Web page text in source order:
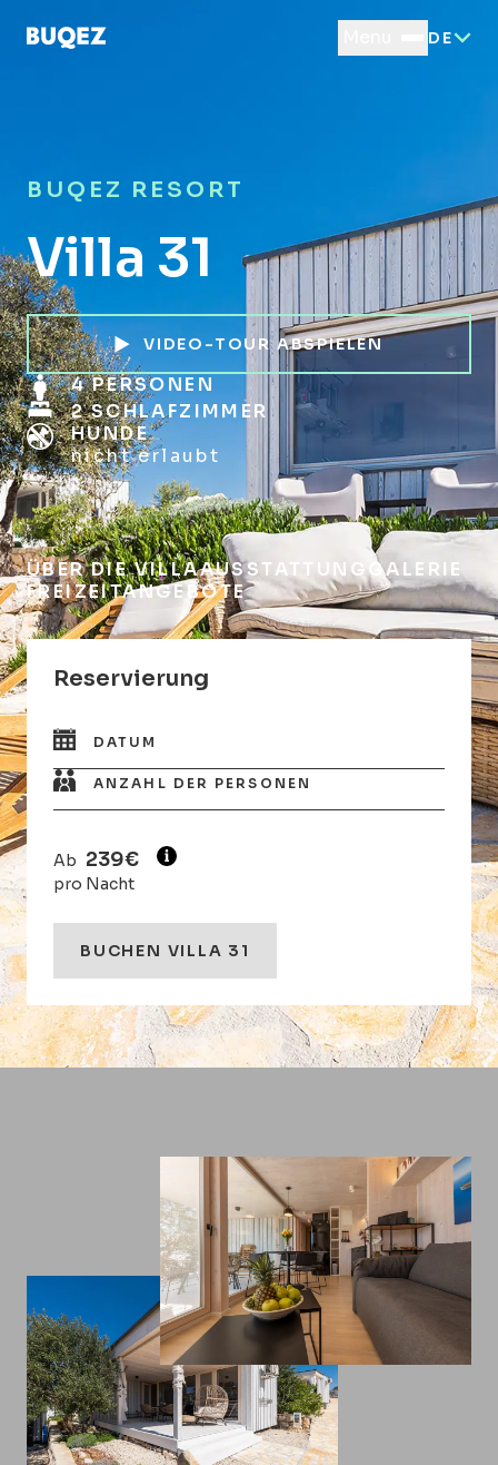
DE
BUQEZ RESORT
Villa 31
VIDEO-TOUR ABSPIELEN
4 PERSONEN
2 SCHLAFZIMMER
HUNDE
nicht erlaubt
ÜBER DIE VILLAAUSSTATTUNGGALERIE
FREIZEITANGEBOTE
Reservierung
DATUM
ANZAHL DER PERSONEN
Ab 239€
pro Nacht